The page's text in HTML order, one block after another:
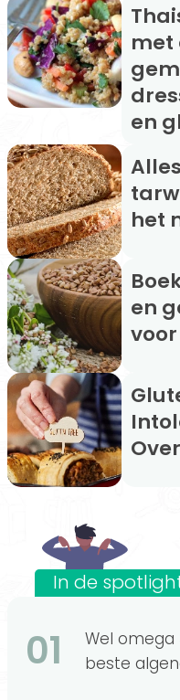
Thaise quinoa salade
met
en
Alles over spelt en
het
Boekweit, een glutenvrij
en
Gluten: Glutenvrij dieet,
In de
01
Wel omega
beste